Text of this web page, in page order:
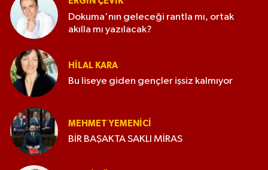
yaygınlaştırılmalı * Gençlerin sosyal, kültürel
ve sportif alanlara katılımı desteklenmeli * Aile
yaklaştırmak için vardır; birbirinden
uzaklaştırmak için değil. Telefonlarımız
Dokuma'nın geleceği rantla mı, ortak
akılla mı yazılacak?
HILAL KARA
Bu liseye giden gençler işsiz kalmıyor
MEHMET YEMENICI
BİR BAŞAKTA SAKLI MİRAS